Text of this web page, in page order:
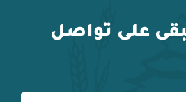
على تواصل